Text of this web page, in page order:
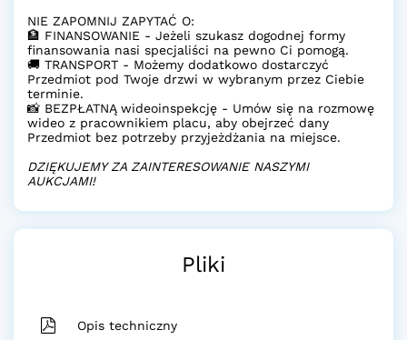
NIE ZAPOMNIJ ZAPYTAĆ O:
🏦 FINANSOWANIE - Jeżeli szukasz dogodnej formy
finansowania nasi specjaliści na pewno Ci pomogą.
🚚 TRANSPORT - Możemy dodatkowo dostarczyć
Przedmiot pod Twoje drzwi w wybranym przez Ciebie
terminie.
📸 BEZPŁATNĄ wideoinspekcję - Umów się na rozmowę
wideo z pracownikiem placu, aby obejrzeć dany
Przedmiot bez potrzeby przyjeżdżania na miejsce.
DZIĘKUJEMY ZA ZAINTERESOWANIE NASZYMI
AUKCJAMI!
Pliki
Opis techniczny